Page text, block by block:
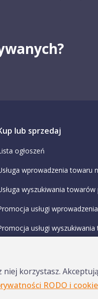
lub sprzedaj
ogłoszeń
wprowadzenia towaru
wyszukiwania
usługi
usługi
Regulamin
korzystasz.
RODO i